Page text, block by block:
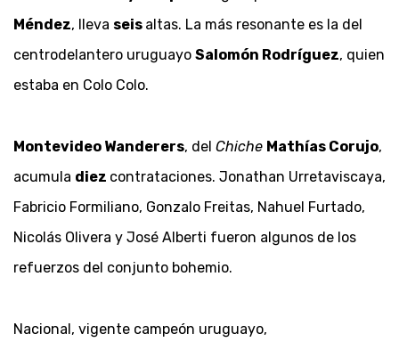
Méndez, lleva seis altas. La más resonante es la del
centrodelantero uruguayo Salomón Rodríguez, quien
estaba en Colo Colo.
Montevideo Wanderers, del Chiche Mathías Corujo,
acumula diez contrataciones. Jonathan Urretaviscaya,
Fabricio Formiliano, Gonzalo Freitas, Nahuel Furtado,
Nicolás Olivera y José Alberti fueron algunos de los
refuerzos del conjunto bohemio.
Nacional, vigente campeón uruguayo,